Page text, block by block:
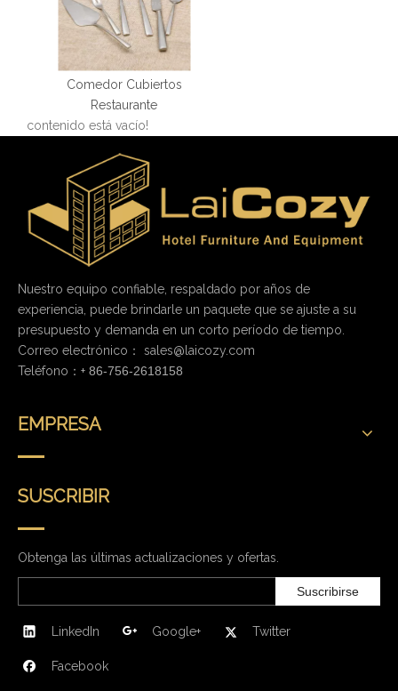
Comedor Cubiertos
Restaurante
contenido está vacío!
Nuestro equipo confiable, respaldado por años de
experiencia, puede brindarle un paquete que se ajuste a su
presupuesto y demanda en un corto período de tiempo.
Correo electrónico： sales@laicozy.com
Teléfono：+ 86-756-2618158
EMPRESA
SUSCRIBIR
Obtenga las últimas actualizaciones y ofertas.
Suscribirse
LinkedIn Google+ Twitter
Facebook